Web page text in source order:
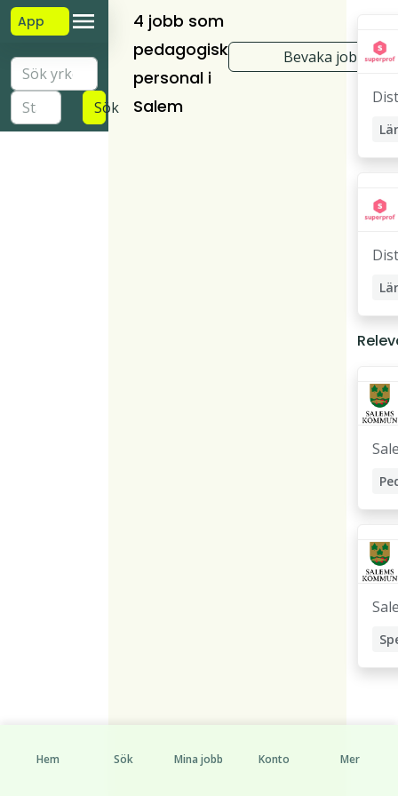
App
Sök
4 jobb som
pedagogisk
personal i
Salem
Bevaka jobb
Hem Sök Mina jobb Konto Mer